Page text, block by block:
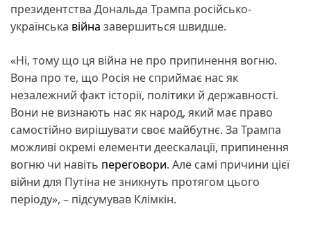
президентства Дональда Трампа російсько-
українська війна завершиться швидше.
«Ні, тому що ця війна не про припинення вогню.
Вона про те, що Росія не сприймає нас як
незалежний факт історії, політики й державності.
Вони не визнають нас як народ, який має право
самостійно вирішувати своє майбутнє. За Трампа
можливі окремі елементи деескалації, припинення
вогню чи навіть переговори. Але самі причини цієї
війни для Путіна не зникнуть протягом цього
періоду», – підсумував Клімкін.